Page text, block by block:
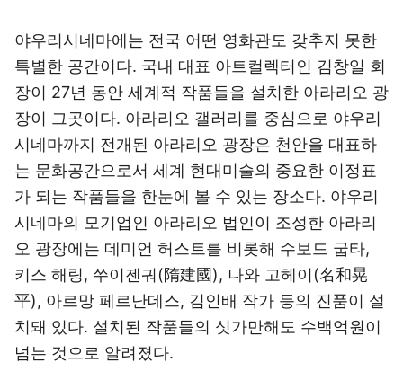
야우리시네마에는 전국 어떤 영화관도 갖추지 못한
특별한 공간이다. 국내 대표 아트컬렉터인 김창일 회
장이 27년 동안 세계적 작품들을 설치한 아라리오 광
장이 그곳이다. 아라리오 갤러리를 중심으로 야우리
시네마까지 전개된 아라리오 광장은 천안을 대표하
는 문화공간으로서 세계 현대미술의 중요한 이정표
가 되는 작품들을 한눈에 볼 수 있는 장소다. 야우리
시네마의 모기업인 아라리오 법인이 조성한 아라리
오 광장에는 데미언 허스트를 비롯해 수보드 굽타,
키스 해링, 쑤이젠궈(隋建國), 나와 고헤이(名和晃
平), 아르망 페르난데스, 김인배 작가 등의 진품이 설
치돼 있다. 설치된 작품들의 싯가만해도 수백억원이
넘는 것으로 알려졌다.